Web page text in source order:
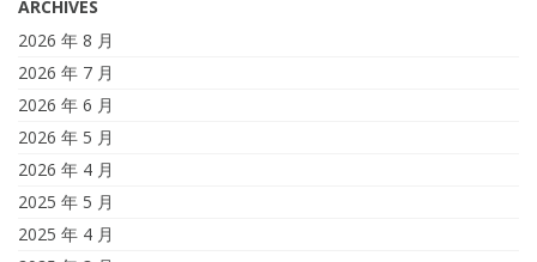
ARCHIVES
2026 年 8 月
2026 年 7 月
2026 年 6 月
2026 年 5 月
2026 年 4 月
2025 年 5 月
2025 年 4 月